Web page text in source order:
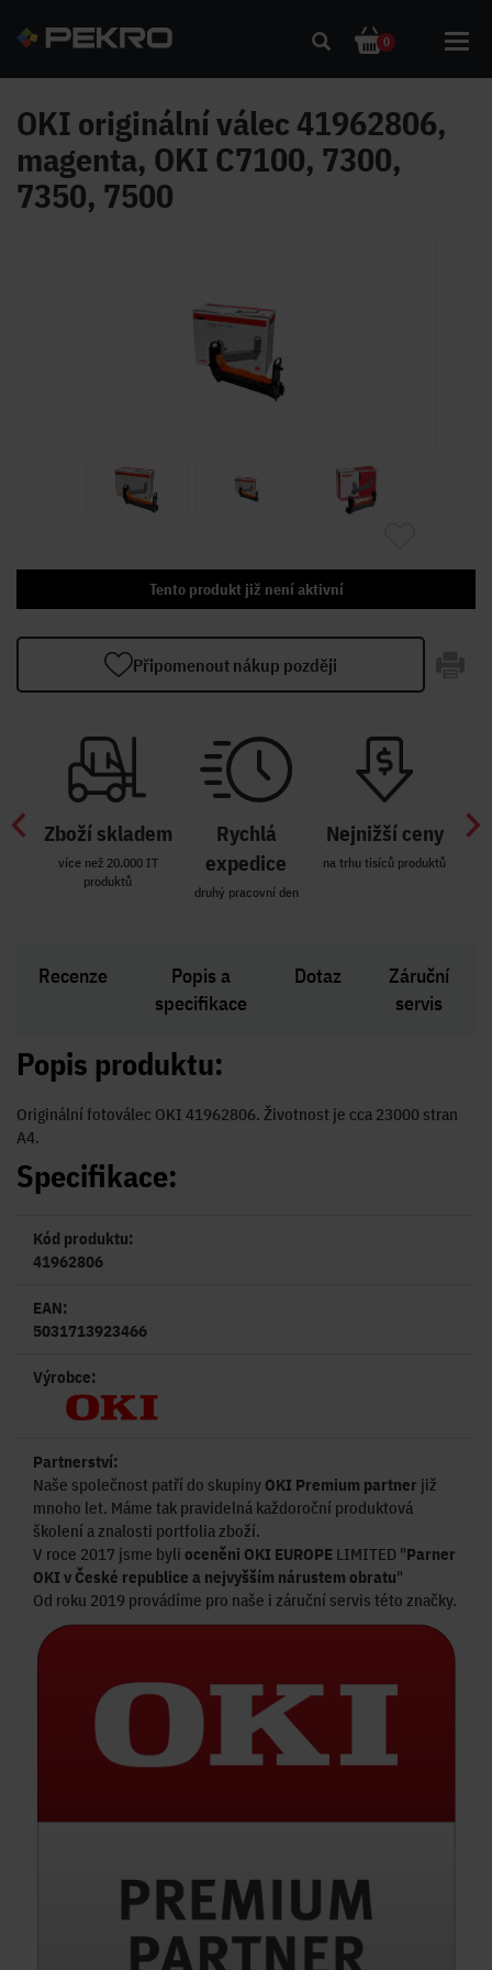
0
OKI originální válec 41962806,
magenta, OKI C7100, 7300,
7350, 7500
Tento produkt již není aktivní
Připomenout nákup později
Zboží skladem
více než 20.000 IT
produktů
Rychlá
expedice
druhý pracovní den
Nejnižší ceny
na trhu tisíců produktů
Recenze
Popis a
specifikace
Dotaz
Záruční
servis
Popis produktu:
Originální fotoválec OKI 41962806. Životnost je cca 23000 stran
A4.
Specifikace:
Kód produktu:
41962806
EAN:
5031713923466
Výrobce:
Partnerství:
Naše společnost patří do skupiny OKI Premium partner již
mnoho let. Máme tak pravidelná každoroční produktová
školení a znalosti portfolia zboží.
V roce 2017 jsme byli oceněni OKI EUROPE LIMITED "Parner
OKI v České republice a nejvyšším nárustem obratu"
Od roku 2019 provádíme pro naše i záruční servis této značky.